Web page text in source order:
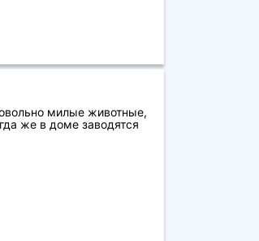
милые животные,
же в доме заводятся